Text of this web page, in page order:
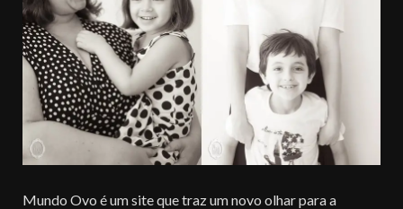
Mundo Ovo é um site que traz um novo olhar para a